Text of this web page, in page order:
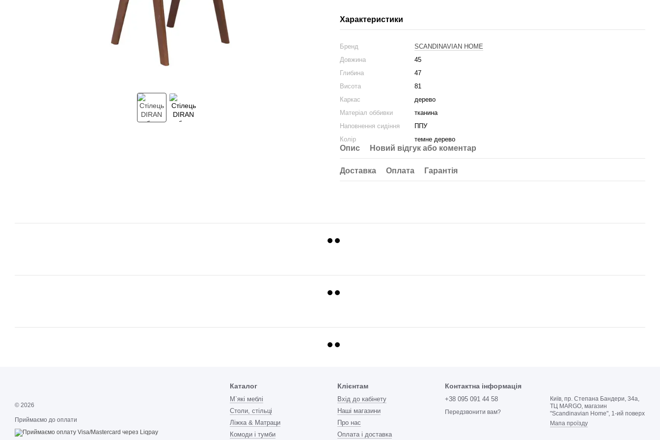
Характеристики
Бренд
SCANDINAVIAN HOME
Довжина
45
Глибина
47
Висота
81
Каркас
дерево
Матеріал оббивки
тканина
Наповнення сидіння
ППУ
Колір
темне дерево
Опис Новий відгук або коментар
Доставка Оплата Гарантія
© 2026
Приймаємо до оплати
Каталог
М`які меблі
Столи, стільці
Ліжка & Матраци
Комоди і тумби
Клієнтам
Вхід до кабінету
Наші магазини
Про нас
Оплата і доставка
Контактна інформація
+38 095 091 44 58
Передзвонити вам?
Київ, пр. Степана Бандери, 34а,
ТЦ MARGO, магазин
"Scandinavian Home", 1-ий поверх
Мапа проїзду